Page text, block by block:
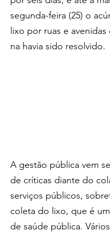
segunda-feira (25) o
lixo por ruas e
na havia sido resolvido.
A gestão pública vem
de críticas diante do
serviços públicos,
coleta do lixo, que é
de saúde pública. Vários